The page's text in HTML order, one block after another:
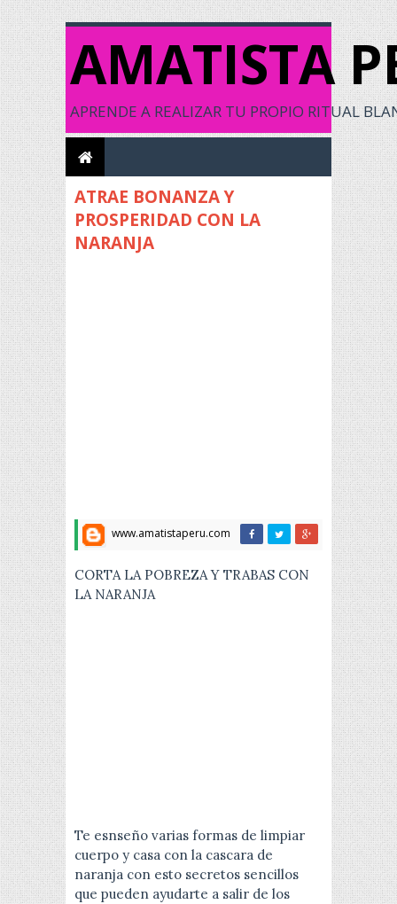
AMATISTA
APRENDE A REALIZAR TU PROPIO RITUAL
ATRAE BONANZA Y
PROSPERIDAD CON LA
NARANJA
www.amatistaperu.com
CORTA LA POBREZA Y TRABAS CON
LA NARANJA
Te esnseño varias formas de limpiar
cuerpo y casa con la cascara de
naranja con esto secretos sencillos
que pueden ayudarte a salir de los